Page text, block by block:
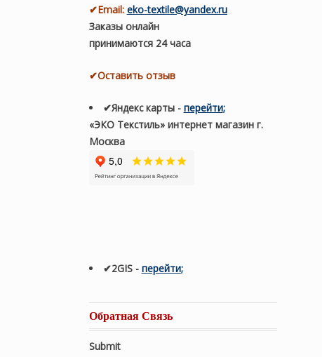
✔Email: eko-textile@yandex.ru
Заказы онлайн
принимаются 24 часа
✔Оставить отзыв
✔Яндекс карты- перейти;
«ЭКО Текстиль» интернет магазин г.
Москва
✔2GIS- перейти;
Обратная Связь
Submit